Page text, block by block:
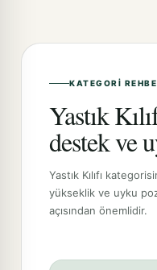
KATEGORI
Yastık
destek ve
Yastık Kılıfı
yükseklik ve uyku
açısından önemlidir.